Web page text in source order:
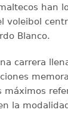
han
voleibol
Blanco.
carrera
máximos
la